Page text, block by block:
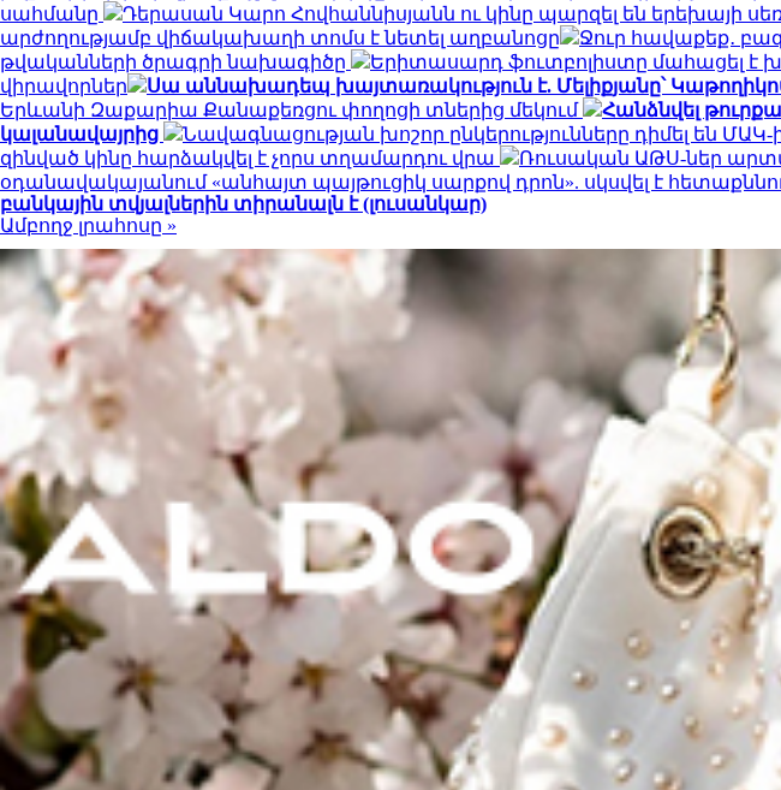
սահմանը
Դերասան Կարո Հովհաննիսյանն ու կինը պարզել են երեխայի
արժողությամբ վիճակախաղի տոմս է նետել աղբանոցը
Ջուր հավաքեք․
թվականների ծրագրի նախագիծը
Երիտասարդ ֆուտբոլիստը մահացել է
վիրավորներ
Սա աննախադեպ խայտառակություն է. Մելիքյանը՝
Երևանի Զաքարիա Քանաքեռցու փողոցի տներից մեկում
Հանձնվել
կալանավայրից
Նավագնացության խոշոր ընկերությունները դիմել են ՄԱԿ-
զինված կինը հարձակվել է չորս տղամարդու վրա
Ռուսական ԱԹՍ-ներ
օդանավակայանում «անհայտ պայթուցիկ սարքով դրոն». սկսվել է
բանկային տվյալներին տիրանալն է (լուսանկար)
Ամբողջ լրահոսը »